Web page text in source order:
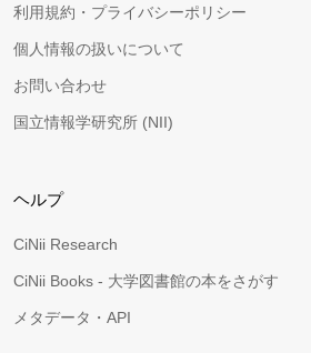
利用規約・プライバシーポリシー
個人情報の扱いについて
お問い合わせ
国立情報学研究所 (NII)
ヘルプ
CiNii Research
CiNii Books - 大学図書館の本をさがす
メタデータ・API